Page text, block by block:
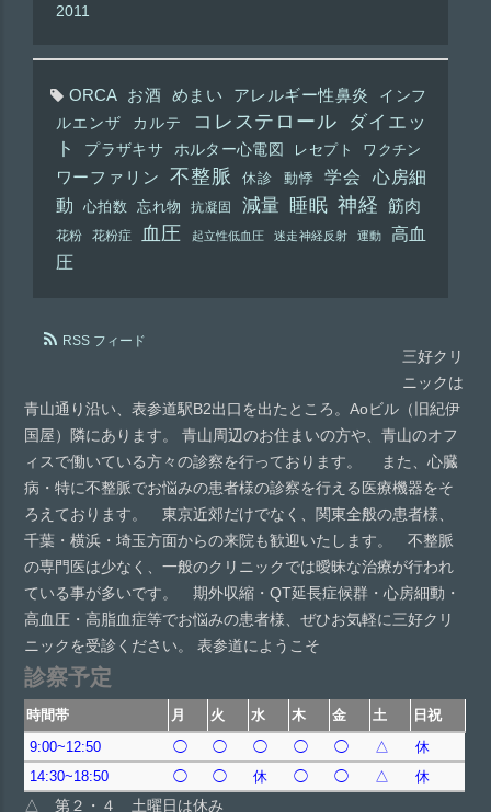
2011
ORCA お酒 めまい アレルギー性鼻炎
インフ
ルエンザ
カルテ コレステロール
ダイエッ
ト
プラザキサ ホルター心電図 レセプト ワクチン
ワーファリン 不整脈 休診 動悸 学会
心房細
動
心拍数 忘れ物 抗凝固 減量 睡眠 神経 筋肉
花粉 花粉症 血圧 起立性低血圧 迷走神経反射 運動
高血
圧
RSS フィード
三好クリ
ニックは
青山通り沿い、表参道駅B2出口を出たところ。Aoビル（旧紀伊
国屋）隣にあります。 青山周辺のお住まいの方や、青山のオフ
ィスで働いている方々の診察を行っております。 また、心臓
病・特に不整脈でお悩みの患者様の診察を行える医療機器をそ
ろえております。 東京近郊だけでなく、関東全般の患者様、
千葉・横浜・埼玉方面からの来院も歓迎いたします。 不整脈
の専門医は少なく、一般のクリニックでは曖昧な治療が行われ
ている事が多いです。 期外収縮・QT延長症候群・心房細動・
高血圧・高脂血症等でお悩みの患者様、ぜひお気軽に三好クリ
ニックを受診ください。 表参道にようこそ
診察予定
時間帯 月 火 水 木 金 土
日祝
9:00~12:50
◯ ◯ ◯ ◯ ◯ △
休
14:30~18:50
◯ ◯ 休 ◯ ◯ △ 休
△ 第２・４ 土曜日は休み